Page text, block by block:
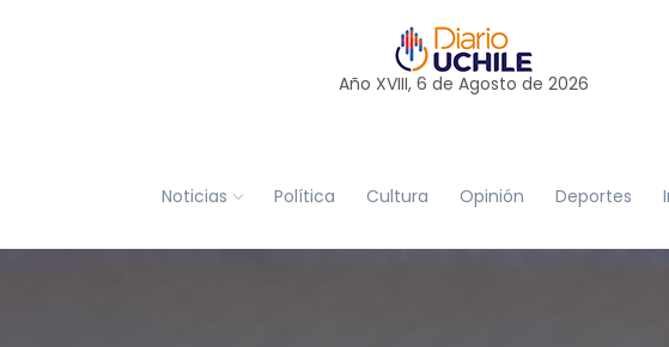
Año XVIII, 6 de Agosto de 2026
Noticias Política Cultura Opinión Deportes